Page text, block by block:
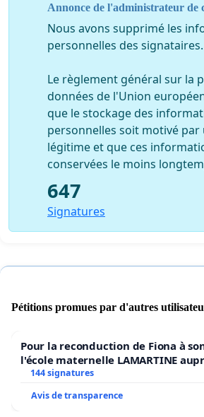
Annonce de l'administrateur de
Nous avons supprimé les
personnelles des signataires.
Le règlement général sur la
données de l'Union
que le stockage des
personnelles soit motivé par
légitime et que ces
conservées le moins
647
Signatures
Pétitions promues par d'autres
Pour la reconduction de Fiona à
l'école maternelle LAMARTINE
2026/2027
144 signatures
Avis de transparence